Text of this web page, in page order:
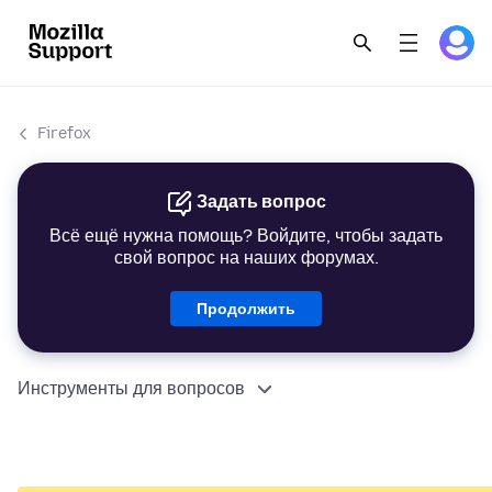
Firefox
Задать вопрос
Всё ещё нужна помощь? Войдите, чтобы задать
свой вопрос на наших форумах.
Продолжить
Инструменты для вопросов